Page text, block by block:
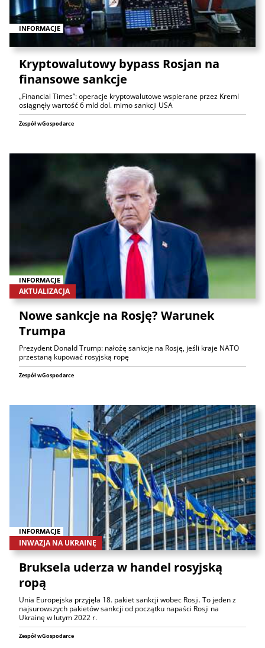
INFORMACJE
Kryptowalutowy bypass Rosjan na
finansowe sankcje
„Financial Times”: operacje kryptowalutowe wspierane przez Kreml
osiągnęły wartość 6 mld dol. mimo sankcji USA
Zespół wGospodarce
INFORMACJE
AKTUALIZACJA
Nowe sankcje na Rosję? Warunek
Trumpa
Prezydent Donald Trump: nałożę sankcje na Rosję, jeśli kraje NATO
przestaną kupować rosyjską ropę
Zespół wGospodarce
INFORMACJE
INWAZJA NA UKRAINĘ
Bruksela uderza w handel rosyjską
ropą
Unia Europejska przyjęła 18. pakiet sankcji wobec Rosji. To jeden z
najsurowszych pakietów sankcji od początku napaści Rosji na
Ukrainę w lutym 2022 r.
Zespół wGospodarce